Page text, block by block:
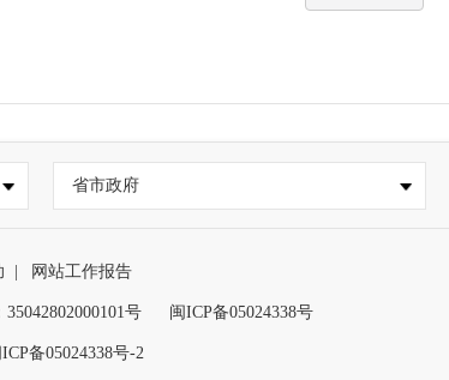
省市政府
网站工作报告
号 闽ICP备05024338号
备05024338号-2